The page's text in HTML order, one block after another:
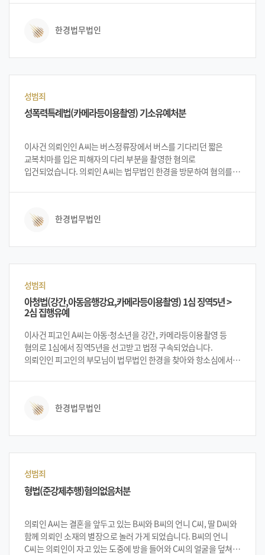
취업문제 등에 지장이 생길까봐 크게 걱정하였습니다. 상담을 진행
드렸고 의뢰인 A씨는 이에 법무법인 한경에 의뢰를 하게
한경법무법인
성범죄
성폭력특례법(카메라등이용촬영) 기소유예처분
이사건 의뢰인인 A씨는 버스정류장에서 버스를 기다리던 짧은
교복치마를 입은 피해자의 다리 부분을 촬영한 혐의로
입건되었습니다. 의뢰인 A씨는 법무법인 한경을 방문하여 혐의를
있고 평생 꼬리표를 달고 살아야 하는 부분에 크게 걱정하였습니다.
가능하다고 설명 드렸고 의뢰인 A씨는 이에 법무법인 한경에 의뢰를
한경법무법인
성범죄
아청법(강간,아동음행강요,카메라등이용촬영) 1심 징역5년 >
2심 집행유예
이사건 피고인 A씨는 아동·청소년을 강간, 카메라등이용촬영 등
혐의로 1심에서 징역5년을 선고받고 법정 구속되었습니다.
의뢰인인 피고인의 부모님이 법무법인 한경을 찾아와 항소심에서
한경 변호인단은 1심 사건을 검토 후 강간혐의에 대하여는 사실오인
주장하여 집행유예를 노려보는 방향으로 상담을 하였습니다. 이에
한경법무법인
성범죄
형법(준강제추행)혐의없음처분
의뢰인 A씨는 결혼을 앞두고 있는 B씨와 B씨의 언니 C씨, 딸 D씨와
함께 의뢰인 소재의 별장으로 놀러 가게 되었습니다. B씨의 언니
C씨는 의뢰인이 자고 있는 도중에 방을 들어와 C씨의 얼굴을 덮쳐